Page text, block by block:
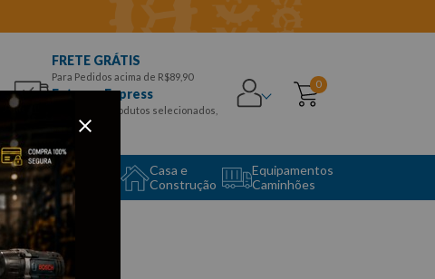
FRETE GRÁTIS
Para Pedidos acima de R$89,90
Entrega Express
para CEPS e produtos selecionados,
Aproveite!
0
Equipamento
Auto Center
Casa e
Construção
Equipamentos
Caminhões